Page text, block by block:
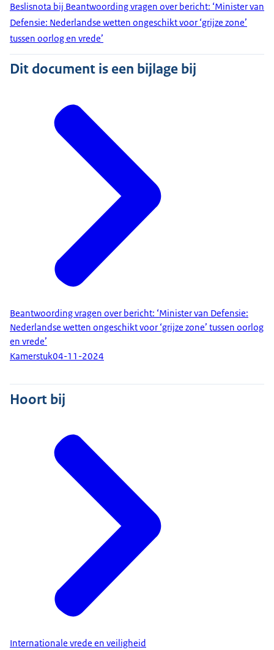
Beslisnota bij Beantwoording vragen over bericht: ‘Minister van
Defensie: Nederlandse wetten ongeschikt voor ‘grijze zone’
tussen oorlog en vrede’
Dit document is een bijlage bij
Beantwoording vragen over bericht: ‘Minister van Defensie:
Nederlandse wetten ongeschikt voor ‘grijze zone’ tussen oorlog
en vrede’
Kamerstuk04-11-2024
Hoort bij
Internationale vrede en veiligheid